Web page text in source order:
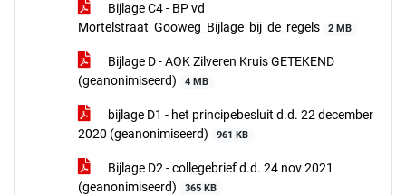
Bijlage C4 - BP vd
Mortelstraat_Gooweg_Bijlage_bij_de_regels
2 MB
Bijlage D - AOK Zilveren Kruis GETEKEND
(geanonimiseerd)
4 MB
bijlage D1 - het principebesluit d.d. 22 december
2020 (geanonimiseerd)
961 KB
Bijlage D2 - collegebrief d.d. 24 nov 2021
(geanonimiseerd)
365 KB